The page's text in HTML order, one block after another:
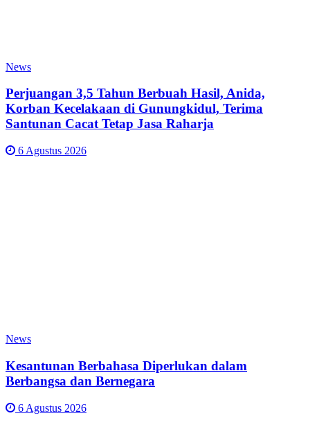
News
Perjuangan 3,5 Tahun Berbuah Hasil, Anida,
Korban Kecelakaan di Gunungkidul, Terima
Santunan Cacat Tetap Jasa Raharja
6 Agustus 2026
News
Kesantunan Berbahasa Diperlukan dalam
Berbangsa dan Bernegara
6 Agustus 2026